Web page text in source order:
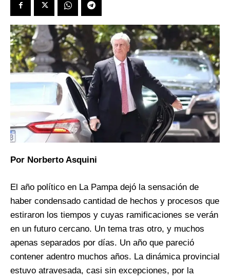
Por Norberto Asquini
El año político en La Pampa dejó la sensación de
haber condensado cantidad de hechos y procesos que
estiraron los tiempos y cuyas ramificaciones se verán
en un futuro cercano. Un tema tras otro, y muchos
apenas separados por días. Un año que pareció
contener adentro muchos años. La dinámica provincial
estuvo atravesada, casi sin excepciones, por la